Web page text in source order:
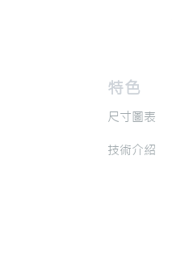
​特色
​尺寸圖表
​技術介紹